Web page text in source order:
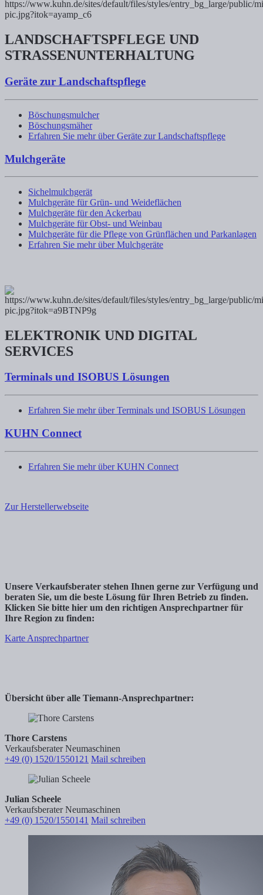
LANDSCHAFTSPFLEGE UND
STRASSENUNTERHALTUNG
Geräte zur Landschaftspflege
Böschungsmulcher
Böschungsmäher
Erfahren Sie mehr über Geräte zur Landschaftspflege
Mulchgeräte
Sichelmulchgerät
Mulchgeräte für Grün- und Weideflächen
Mulchgeräte für den Ackerbau
Mulchgeräte für Obst- und Weinbau
Mulchgeräte für die Pflege von Grünflächen und Parkanlagen
Erfahren Sie mehr über Mulchgeräte
ELEKTRONIK UND DIGITAL
SERVICES
Terminals und ISOBUS Lösungen
Erfahren Sie mehr über Terminals und ISOBUS Lösungen
KUHN Connect
Erfahren Sie mehr über KUHN Connect
Zur Herstellerwebseite
Unsere Verkaufsberater stehen Ihnen gerne zur Verfügung und
beraten Sie, um die beste Lösung für Ihren Betrieb zu finden.
Klicken Sie bitte hier um den richtigen Ansprechpartner für
Ihre Region zu finden:
Karte Ansprechpartner
Übersicht über alle Tiemann-Ansprechpartner:
Thore Carstens
Verkaufsberater Neumaschinen
+49 (0) 1520/1550121 Mail schreiben
Julian Scheele
Verkaufsberater Neumaschinen
+49 (0) 1520/1550141 Mail schreiben